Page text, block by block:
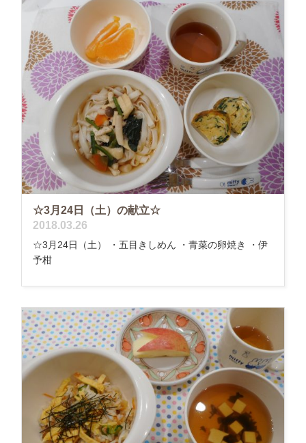
☆3月24日（土）の献立☆
2018.03.26
☆3月24日（土） ・五目きしめん ・青菜の卵焼き ・伊
予柑